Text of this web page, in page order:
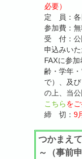
必要）
定 員：各
参加費：
受 付：公
申込みい
FAXに参
齢・学年
で）、及
の上、当公
こちら を
締 切： 9
つかまえ
～（事前申